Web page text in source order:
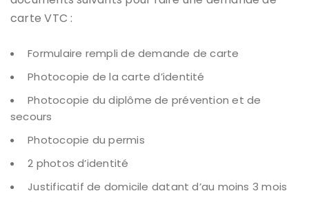
carte VTC :
Formulaire rempli de demande de carte
Photocopie de la carte d’identité
Photocopie du diplôme de prévention et de
secours
Photocopie du permis
2 photos d’identité
Justificatif de domicile datant d’au moins 3 mois